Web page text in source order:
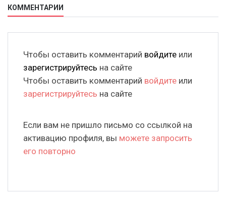
КОММЕНТАРИИ
Чтобы оставить комментарий войдите или
зарегистрируйтесь на сайте
Чтобы оставить комментарий войдите или
зарегистрируйтесь на сайте
Если вам не пришло письмо со ссылкой на
активацию профиля, вы можете запросить
его повторно